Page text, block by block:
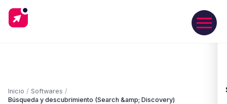
Inicio / Softwares /
Búsqueda y descubrimiento (Search &amp; Discovery)